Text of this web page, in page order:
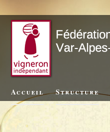
Accueil Structure